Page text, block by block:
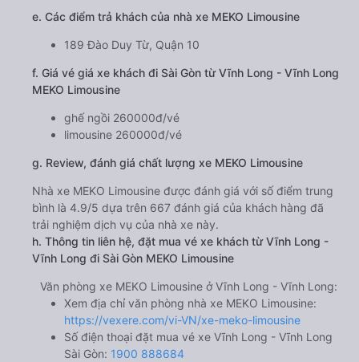
e. Các điểm trả khách của nhà xe MEKO Limousine
189 Đào Duy Từ, Quận 10
f. Giá vé giá xe khách đi Sài Gòn từ Vĩnh Long - Vĩnh Long
MEKO Limousine
ghế ngồi 260000đ/vé
limousine 260000đ/vé
g. Review, đánh giá chất lượng xe MEKO Limousine
Nhà xe MEKO Limousine được đánh giá với số điểm trung
bình là 4.9/5 dựa trên 667 đánh giá của khách hàng đã
trải nghiệm dịch vụ của nhà xe này.
h. Thông tin liên hệ, đặt mua vé xe khách từ Vĩnh Long -
Vĩnh Long đi Sài Gòn MEKO Limousine
Văn phòng xe MEKO Limousine ở Vĩnh Long - Vĩnh Long:
Xem địa chỉ văn phòng nhà xe MEKO Limousine:
https://vexere.com/vi-VN/xe-meko-limousine
Số điện thoại đặt mua vé xe Vĩnh Long - Vĩnh Long
Sài Gòn: 1900 888684